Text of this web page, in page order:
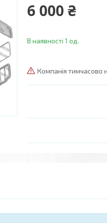
6 000 ₴
В наявності 1 од.
Компанія тимчасово